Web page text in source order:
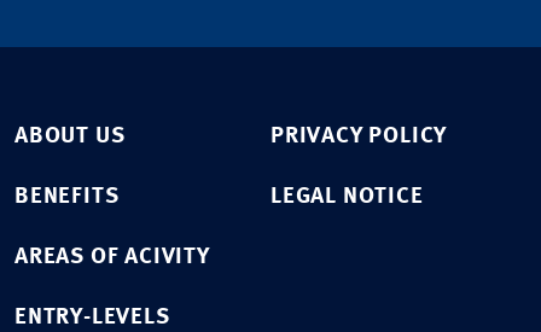
ABOUT US
BENEFITS
AREAS OF ACIVITY
ENTRY-LEVELS
PRIVACY POLICY
LEGAL NOTICE